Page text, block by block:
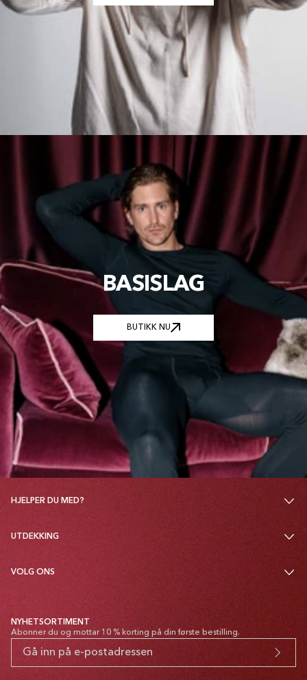
BASISLAG
BUTIKK NU
HJELPER DU MED?
UTDEKKING
VOLG ONS
NYHETSORTIMENT
Abonner du og mottar 10 % korting på din første bestilling.